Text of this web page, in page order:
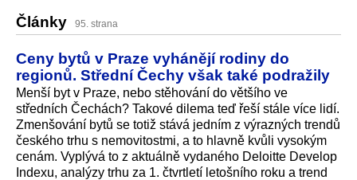
Články 95. strana
Ceny bytů v Praze vyhánějí rodiny do
regionů. Střední Čechy však také podražily
Menší byt v Praze, nebo stěhování do většího ve
středních Čechách? Takové dilema teď řeší stále více lidí.
Zmenšování bytů se totiž stává jedním z výrazných trendů
českého trhu s nemovitostmi, a to hlavně kvůli vysokým
cenám. Vyplývá to z aktuálně vydaného Deloitte Develop
Indexu, analýzy trhu za 1. čtvrtletí letošního roku a trend